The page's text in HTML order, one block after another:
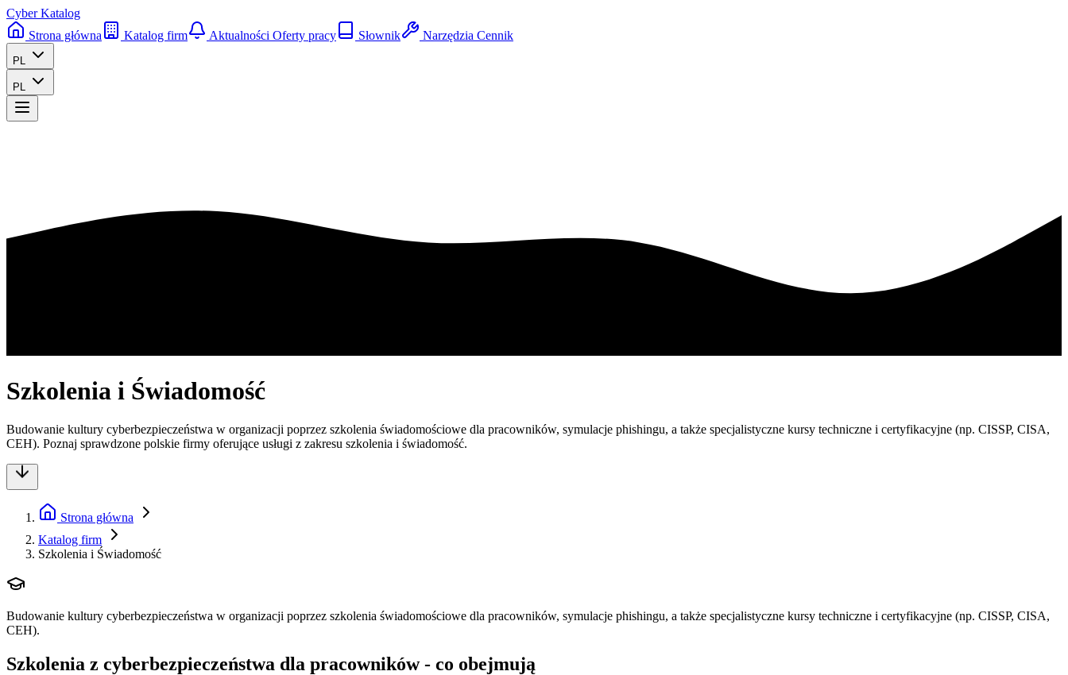
Cyber Katalog
Strona główna
Katalog firm Aktualności Oferty pracy Słownik Narzędzia Cennik
PL
PL
Szkolenia i Świadomość
Budowanie kultury cyberbezpieczeństwa w organizacji poprzez szkolenia świadomościowe dla pracowników, symulacje phishingu, a także specjalistyczne kursy techniczne i certyfikacyjne (np. CISSP, CISA,
CEH). Poznaj sprawdzone polskie firmy oferujące usługi z zakresu szkolenia i świadomość.
Strona główna
Katalog firm
Szkolenia i Świadomość
Budowanie kultury cyberbezpieczeństwa w organizacji poprzez szkolenia świadomościowe dla pracowników, symulacje phishingu, a także specjalistyczne kursy techniczne i certyfikacyjne (np. CISSP, CISA,
CEH).
Szkolenia z cyberbezpieczeństwa dla pracowników - co obejmują